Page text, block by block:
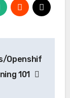
Openshif
101